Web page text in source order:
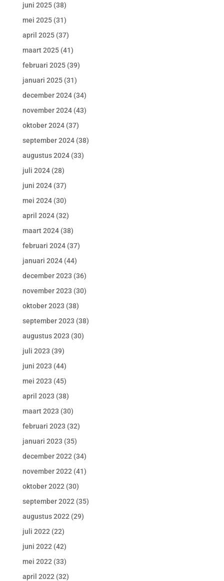
juni 2025(38)
mei 2025(31)
april 2025(37)
maart 2025(41)
februari 2025(39)
januari 2025(31)
december 2024(34)
november 2024(43)
oktober 2024(37)
september 2024(38)
augustus 2024(33)
juli 2024(28)
juni 2024(37)
mei 2024(30)
april 2024(32)
maart 2024(38)
februari 2024(37)
januari 2024(44)
december 2023 (36)
november 2023 (30)
oktober 2023 (38)
september 2023 (38)
augustus 2023 (30)
juli 2023 (39)
juni 2023 (44)
mei 2023 (45)
april 2023 (38)
maart 2023 (30)
februari 2023 (32)
januari 2023 (35)
december 2022 (34)
november 2022 (41)
oktober 2022 (30)
september 2022 (35)
augustus 2022 (29)
juli 2022 (22)
juni 2022 (42)
mei 2022 (33)
april 2022 (32)